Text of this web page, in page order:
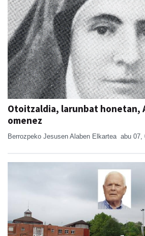
Otoitzaldia, larunbat honetan,
omenez
Berrozpeko Jesusen Alaben Elkartea abu 07,